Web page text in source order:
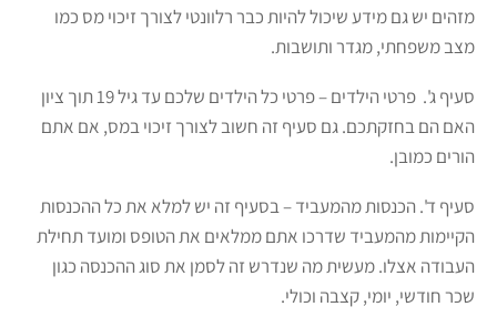
מזהים יש גם מידע שיכול להיות כבר רלוונטי לצורך זיכוי מס כמו
מצב משפחתי, מגדר ותושבות.
סעיף ג'. פרטי הילדים – פרטי כל הילדים שלכם עד גיל 19 תוך ציון
האם הם בחזקתכם. גם סעיף זה חשוב לצורך זיכוי במס, אם אתם
הורים כמובן.
סעיף ד'. הכנסות מהמעביד – בסעיף זה יש למלא את כל ההכנסות
הקיימות מהמעביד שדרכו אתם ממלאים את הטופס ומועד תחילת
העבודה אצלו. מעשית מה שנדרש זה לסמן את סוג ההכנסה כגון
שכר חודשי, יומי, קצבה וכולי.